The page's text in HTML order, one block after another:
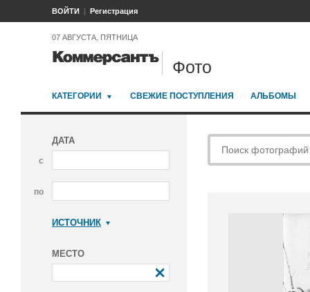
ВОЙТИ Регистрация
07 АВГУСТА, ПЯТНИЦА
Фото
КАТЕГОРИИ СВЕЖИЕ ПОСТУПЛЕНИЯ АЛЬБОМЫ
ДАТА
с
по
ИСТОЧНИК
МЕСТО